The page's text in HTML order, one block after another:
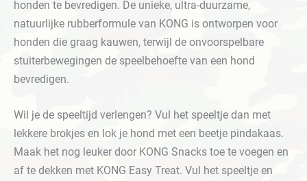
honden te bevredigen. De unieke, ultra-duurzame,
natuurlijke rubberformule van KONG is ontworpen voor
honden die graag kauwen, terwijl de onvoorspelbare
stuiterbewegingen de speelbehoefte van een hond
bevredigen.
Wil je de speeltijd verlengen? Vul het speeltje dan met
lekkere brokjes en lok je hond met een beetje pindakaas.
Maak het nog leuker door KONG Snacks toe te voegen en
af ​​te dekken met KONG Easy Treat. Vul het speeltje en